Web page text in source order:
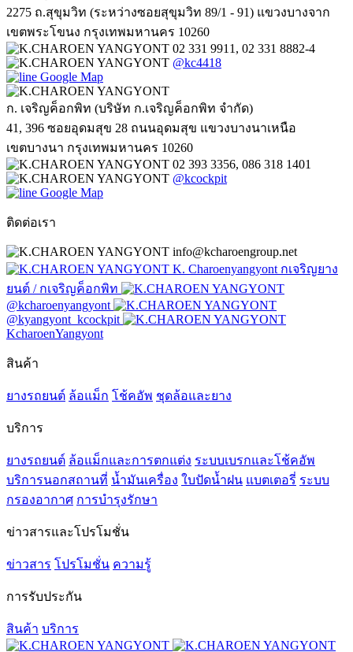
2275 ถ.สุขุมวิท (ระหว่างซอยสุขุมวิท 89/1 - 91) แขวงบางจาก
เขตพระโขนง กรุงเทพมหานคร 10260
02 331 9911, 02 331 8882-4
@kc4418
Google Map
ก. เจริญค็อกพิท (บริษัท ก.เจริญค็อกพิท จำกัด)
41, 396 ซอยอุดมสุข 28 ถนนอุดมสุข แขวงบางนาเหนือ
เขตบางนา กรุงเทพมหานคร 10260
02 393 3356, 086 318 1401
@kcockpit
Google Map
ติดต่อเรา
info@kcharoengroup.net
K. Charoenyangyont กเจริญยาง
ยนต์ / กเจริญค็อกพิท
@kcharoenyangyont
@kyangyont_kcockpit
KcharoenYangyont
สินค้า
ยางรถยนต์ ล้อแม็ก โช้คอัพ ชุดล้อและยาง
บริการ
ยางรถยนต์ ล้อแม็กและการตกแต่ง ระบบเบรกและโช้คอัพ
บริการนอกสถานที่ น้ำมันเครื่อง ใบปัดน้ำฝน แบตเตอรี่ ระบบ
กรองอากาศ การบำรุงรักษา
ข่าวสารและโปรโมชั่น
ข่าวสาร โปรโมชั่น ความรู้
การรับประกัน
สินค้า บริการ